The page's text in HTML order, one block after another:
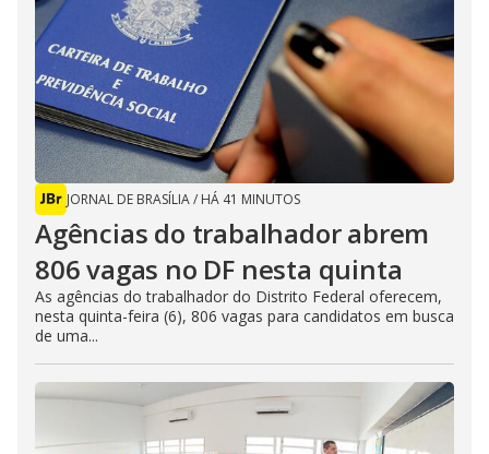
JORNAL DE BRASÍLIA/ HÁ 41 MINUTOS
Agências do trabalhador abrem
806 vagas no DF nesta quinta
As agências do trabalhador do Distrito Federal oferecem,
nesta quinta-feira (6), 806 vagas para candidatos em busca
de uma...